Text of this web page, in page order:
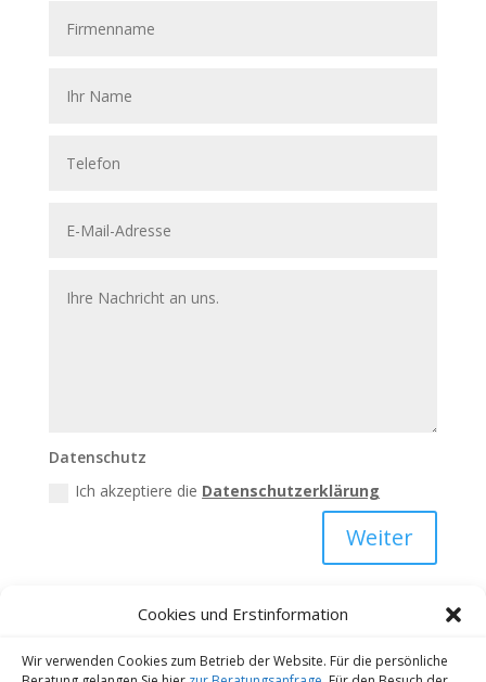
Cookies und Erstinformation
Wir verwenden Cookies zum Betrieb der Website. Für die persönliche
Datenschutz
Ich akzeptiere die Datenschutzerklärung
Weiter